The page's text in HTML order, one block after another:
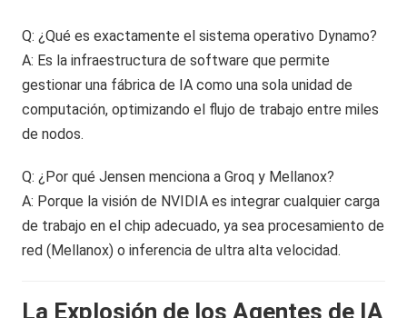
Q: ¿Qué es exactamente el sistema operativo Dynamo?
A: Es la infraestructura de software que permite
gestionar una fábrica de IA como una sola unidad de
computación, optimizando el flujo de trabajo entre miles
de nodos.
Q: ¿Por qué Jensen menciona a Groq y Mellanox?
A: Porque la visión de NVIDIA es integrar cualquier carga
de trabajo en el chip adecuado, ya sea procesamiento de
red (Mellanox) o inferencia de ultra alta velocidad.
La Explosión de los Agentes de IA